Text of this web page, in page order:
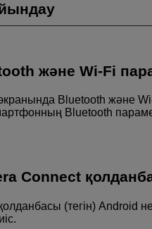
және Wi-Fi
Bluetooth және
Bluetooth
Connect
(тегін) Android